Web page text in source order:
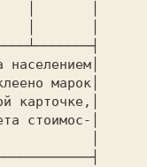
│       │
│       │
марок│
карточке,│
стоимос-│
│